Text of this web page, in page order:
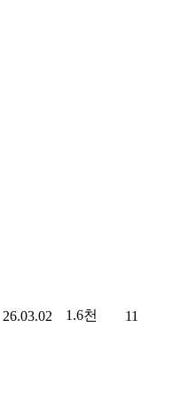
26.03.02 1.6천 11